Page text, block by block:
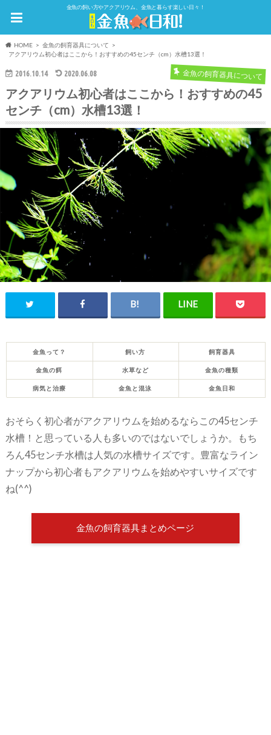
金魚の飼い方やアクアリウム、金魚と暮らす楽しい日々！
HOME
金魚の飼育器具について
アクアリウム初心者はここから！おすすめの45センチ（cm）水槽13選！
2016.10.14 2020.06.08 金魚の飼育器具について
アクアリウム初心者はここから！おすすめの45
センチ（cm）水槽13選！
金魚って？ 飼い方 飼育器具
金魚の餌 水草など 金魚の種類
病気と治療 金魚と混泳 金魚日和
おそらく初心者がアクアリウムを始めるならこの45センチ
水槽！と思っている人も多いのではないでしょうか。もち
ろん45センチ水槽は人気の水槽サイズです。豊富なライン
ナップから初心者もアクアリウムを始めやすいサイズです
ね(^^)
金魚の飼育器具まとめページ